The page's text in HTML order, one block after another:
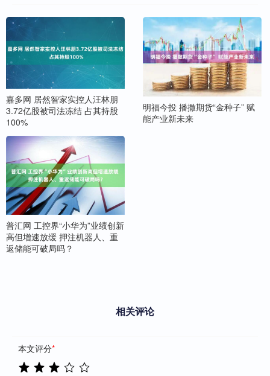
嘉多网 居然智家实控人汪林朋
3.72亿股被司法冻结 占其持股
100%
明福今投 播撒期货“金种子” 赋
能产业新未来
普汇网 工控界“小华为”业绩创新
高但增速放缓 押注机器人、重
返储能可破局吗？
相关评论
本文评分*